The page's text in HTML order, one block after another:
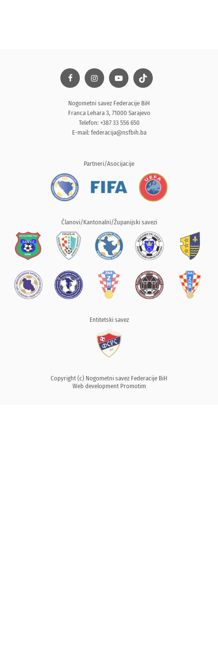
Nogometni savez Federacije BiH
Franca Lehara 3, 71000 Sarajevo
Telefon: +387 33 556 650
E-mail: federacija@nsfbih.ba
Partneri/Asocijacije
Članovi/Kantonalni/Županijski savezi
Entitetski savez
Copyright (c) Nogometni savez Federacije BiH
Web development Promotim